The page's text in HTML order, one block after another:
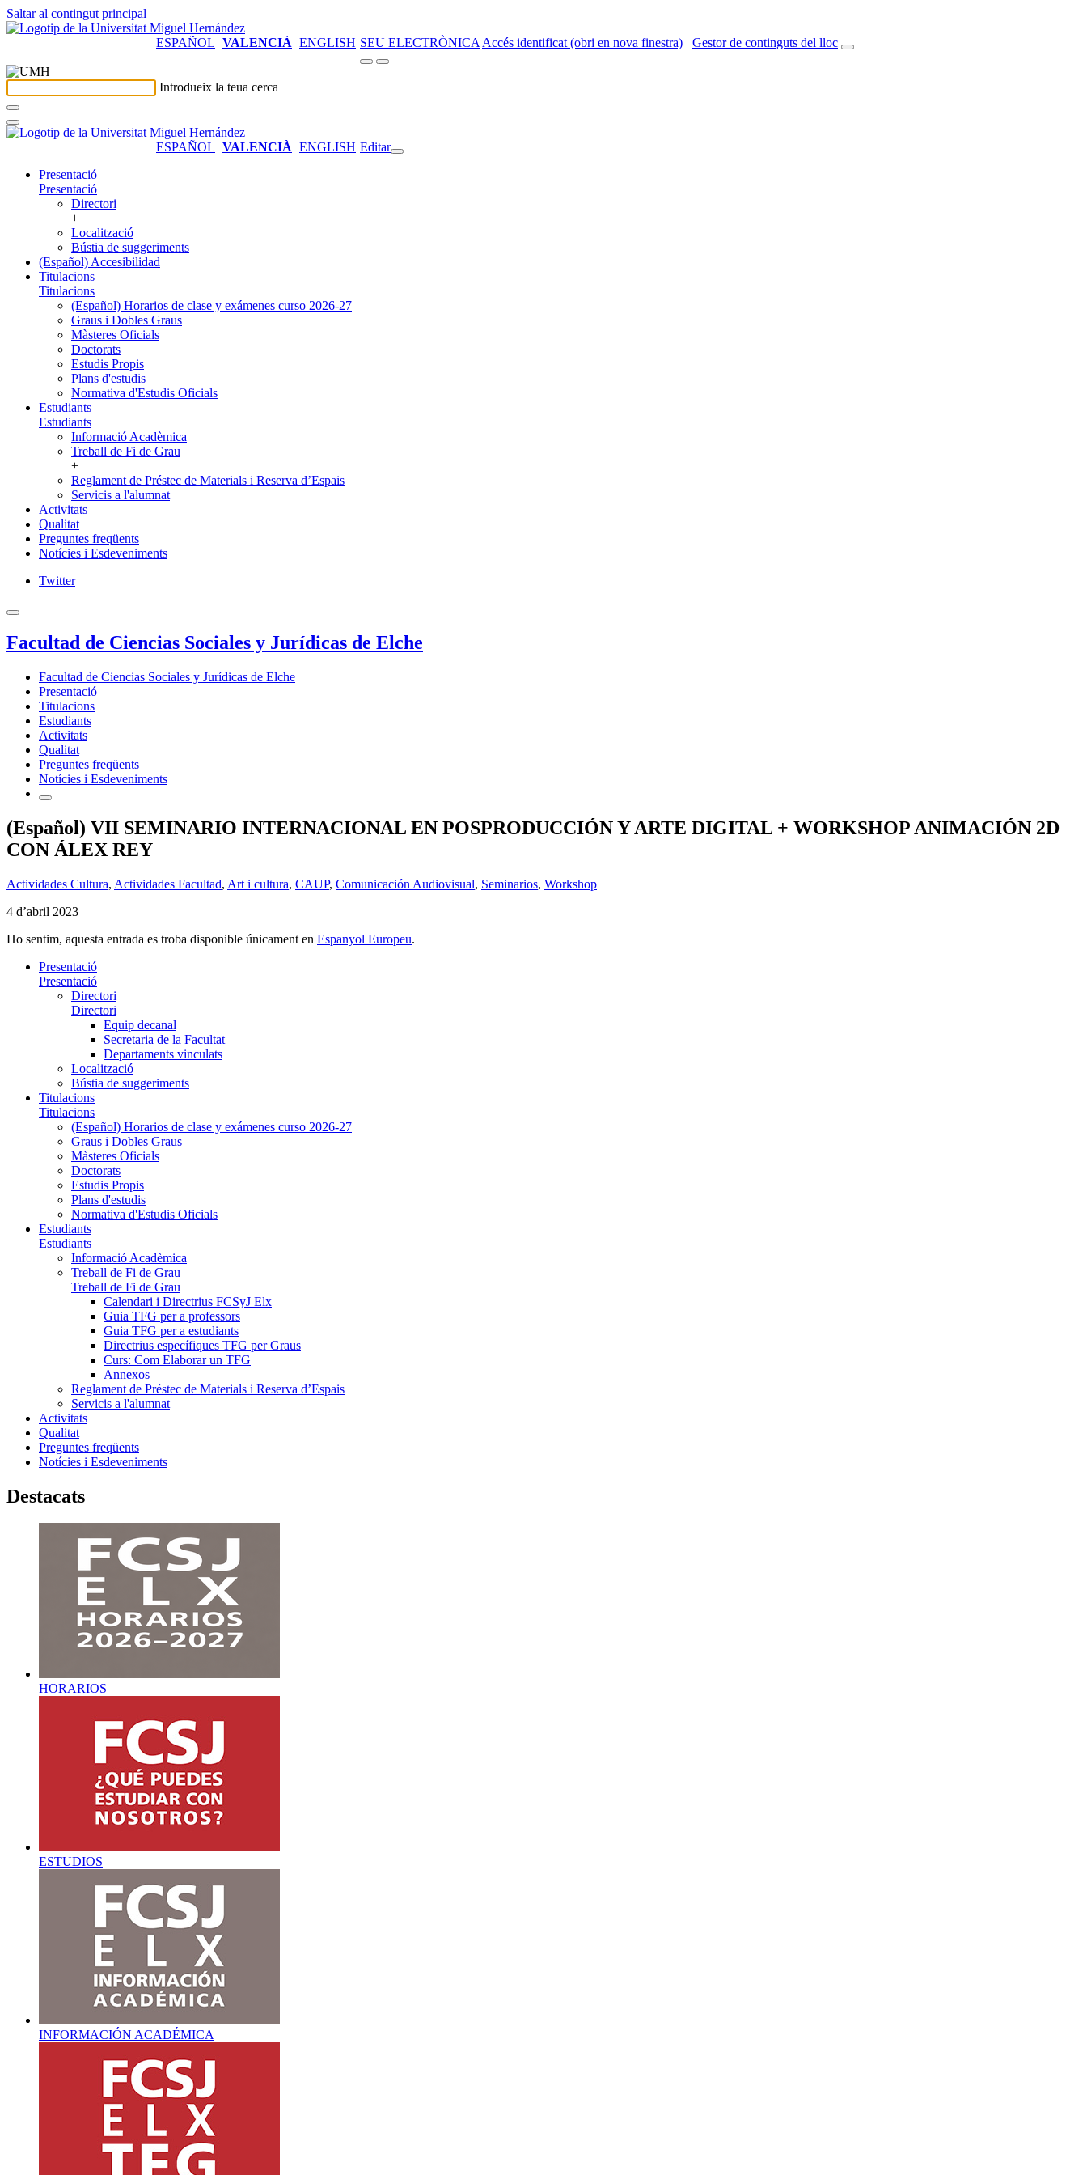
Saltar al contingut principal
ESPAÑOL VALENCIÀ ENGLISH SEU ELECTRÒNICA Accés identificat (obri en nova finestra) Gestor de continguts del lloc
Introdueix la teua cerca
ESPAÑOL VALENCIÀ ENGLISH Editar
Presentació
Presentació
Directori
+
Localització
Bústia de suggeriments
(Español) Accesibilidad
Titulacions
Titulacions
(Español) Horarios de clase y exámenes curso 2026-27
Graus i Dobles Graus
Màsteres Oficials
Doctorats
Estudis Propis
Plans d'estudis
Normativa d'Estudis Oficials
Estudiants
Estudiants
Informació Acadèmica
Treball de Fi de Grau
+
Reglament de Préstec de Materials i Reserva d’Espais
Servicis a l'alumnat
Activitats
Qualitat
Preguntes freqüents
Notícies i Esdeveniments
Twitter
Facultad de Ciencias Sociales y Jurídicas de Elche
Facultad de Ciencias Sociales y Jurídicas de Elche
Presentació
Titulacions
Estudiants
Activitats
Qualitat
Preguntes freqüents
Notícies i Esdeveniments
(Español) VII SEMINARIO INTERNACIONAL EN POSPRODUCCIÓN Y ARTE DIGITAL + WORKSHOP ANIMACIÓN 2D
CON ÁLEX REY
Actividades Cultura, Actividades Facultad, Art i cultura, CAUP, Comunicación Audiovisual, Seminarios, Workshop
4 d’abril 2023
Ho sentim, aquesta entrada es troba disponible únicament en Espanyol Europeu.
Presentació
Presentació
Directori
Directori
Equip decanal
Secretaria de la Facultat
Departaments vinculats
Localització
Bústia de suggeriments
Titulacions
Titulacions
(Español) Horarios de clase y exámenes curso 2026-27
Graus i Dobles Graus
Màsteres Oficials
Doctorats
Estudis Propis
Plans d'estudis
Normativa d'Estudis Oficials
Estudiants
Estudiants
Informació Acadèmica
Treball de Fi de Grau
Treball de Fi de Grau
Calendari i Directrius FCSyJ Elx
Guia TFG per a professors
Guia TFG per a estudiants
Directrius específiques TFG per Graus
Curs: Com Elaborar un TFG
Annexos
Reglament de Préstec de Materials i Reserva d’Espais
Servicis a l'alumnat
Activitats
Qualitat
Preguntes freqüents
Notícies i Esdeveniments
Destacats
HORARIOS
ESTUDIOS
INFORMACIÓN ACADÉMICA